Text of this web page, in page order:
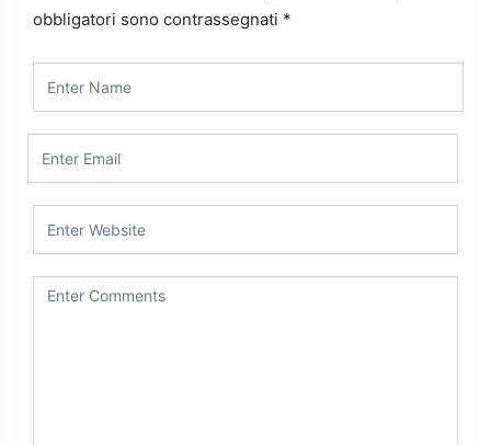
obbligatori sono contrassegnati *